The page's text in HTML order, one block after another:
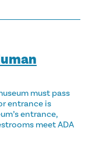
must pass
entrance is
entrance,
meet ADA